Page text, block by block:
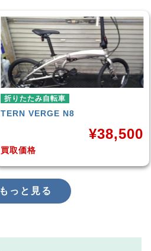
折りたたみ自転車
RENAULT
買取価格
¥
もっと見る